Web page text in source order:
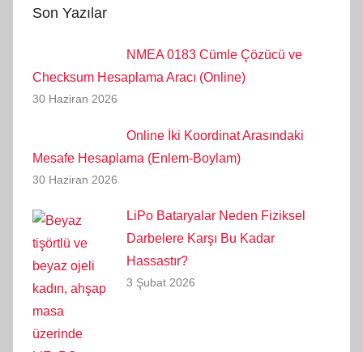
Son Yazılar
NMEA 0183 Cümle Çözücü ve
Checksum Hesaplama Aracı (Online)
30 Haziran 2026
Online İki Koordinat Arasındaki
Mesafe Hesaplama (Enlem-Boylam)
30 Haziran 2026
LiPo Bataryalar Neden Fiziksel
Darbelere Karşı Bu Kadar
Hassastır?
3 Şubat 2026